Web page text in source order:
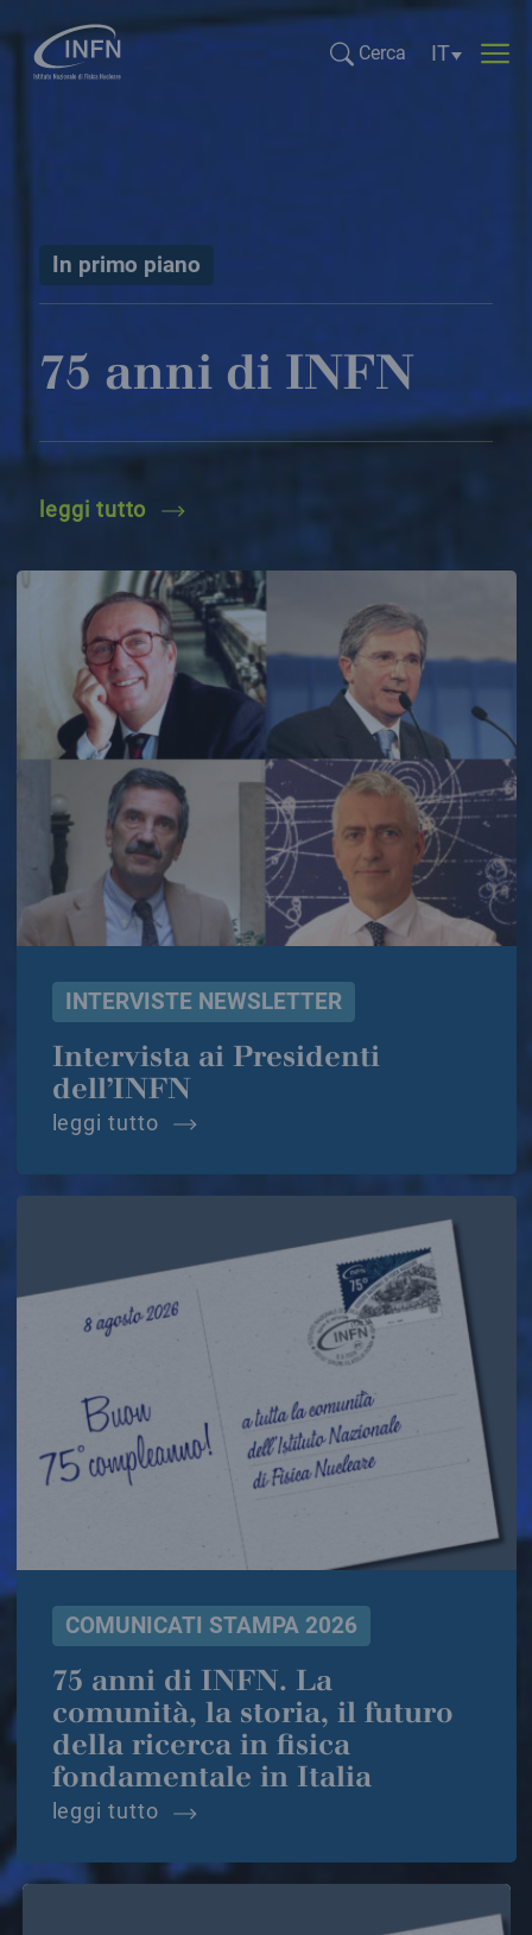
Cerca
Selezione
IT
In primo piano
75 anni di INFN
leggi tutto 75 anni di infn
INTERVISTE NEWSLETTER
Intervista ai Presidenti
dell’INFN
leggi tutto intervista ai presidenti dell’infn
COMUNICATI STAMPA 2026
75 anni di INFN. La
comunità, la storia, il futuro
della ricerca in fisica
fondamentale in Italia
leggi tutto 75 anni di infn. la comunità, la